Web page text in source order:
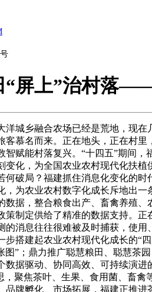
“屏上”治村落
乡融合农场已经是荒地，现在
客慕名而来。正在地头，正在村
智赋能村落复兴。“十四五”期间
变化，为全国农业农村现代化扶
何破局？福建抓住消息化变化的
，为农业农村数字化成长斥地出
数据，整合粮食出产、畜禽养殖
策制定供给了精准的数据支持。
的消息往往很难被及时捕获，使
步搭建起农业农村现代化成长的“
图”；鼎力推广聪慧粮田、聪慧茶
数据驱动、协同高效、可持续演
，聚焦茶叶、生果、食用菌、畜
品牌孵化、市场拓展，福建正推